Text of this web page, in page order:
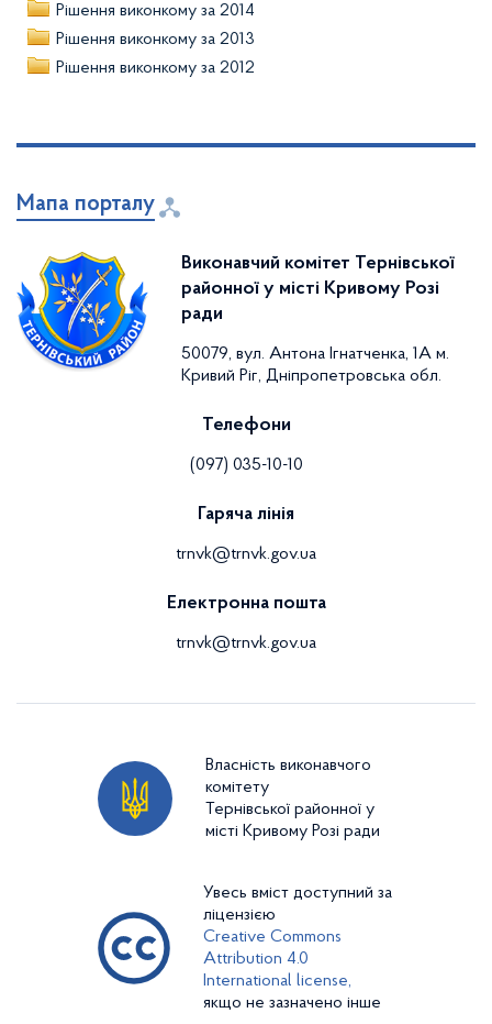
Рішення виконкому за 2014
Рішення виконкому за 2013
Рішення виконкому за 2012
Мапа порталу
Виконавчий комітет Тернівської
районної у місті Кривому Розі
ради
50079, вул. Антона Ігнатченка, 1А м.
Кривий Ріг, Дніпропетровська обл.
Телефони
(097) 035-10-10
Гаряча лінія
trnvk@trnvk.gov.ua
Електронна пошта
trnvk@trnvk.gov.ua
Власність виконавчого
комітету
Тернівської районної у
місті Кривому Розі ради
Увесь вміст доступний за
ліцензією
Creative Commons
Attribution 4.0
International license,
якщо не зазначено інше